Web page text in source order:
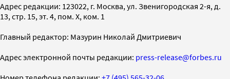
Адрес редакции: 123022, г. Москва, ул. Звенигородская 2-я, д.
13, стр. 15, эт. 4, пом. X, ком. 1
Главный редактор: Мазурин Николай Дмитриевич
Адрес электронной почты редакции: press-release@forbes.ru